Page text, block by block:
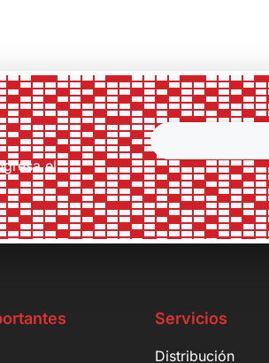
el
Servicios
Distribución